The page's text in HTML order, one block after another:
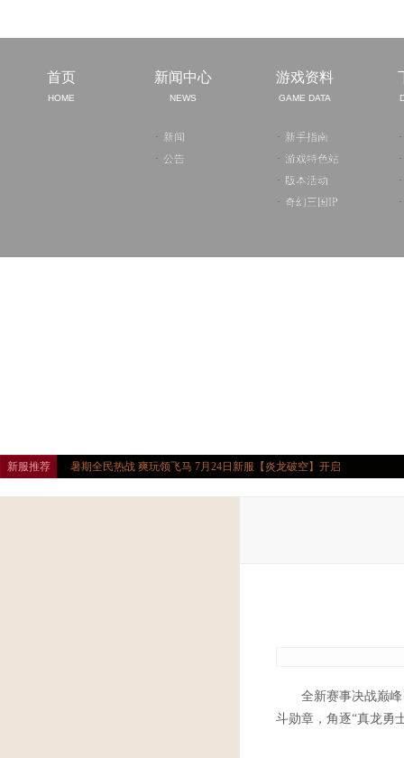
首页
HOME
新闻中心
NEWS
游戏资料
GAME DATA
· 新闻
· 公告
· 新手指南
· 游戏特色站
· 版本活动
· 奇幻三国IP
·
·
·
·
新服推荐 暑期全民热战 爽玩领飞马 7月24日新服【炎龙破空】开启
全新赛事决战巅
斗勋章，角逐“真龙勇